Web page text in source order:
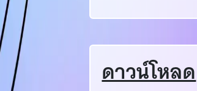
ดาวน์โหลด